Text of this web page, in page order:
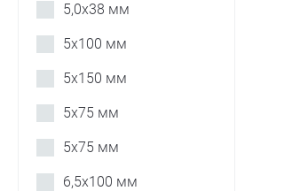
5,0х38 мм
5х100 мм
5х150 мм
5х75 мм
5х75 мм
6,5х100 мм